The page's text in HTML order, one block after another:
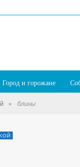
Город и горожане
» блины